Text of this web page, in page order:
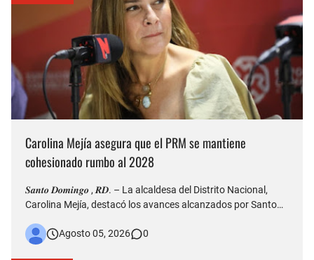
Carolina Mejía asegura que el PRM se mantiene
cohesionado rumbo al 2028
𝑺𝒂𝒏𝒕𝒐 𝑫𝒐𝒎𝒊𝒏𝒈𝒐 , 𝑹𝑫. – La alcaldesa del Distrito Nacional,
Carolina Mejía, destacó los avances alcanzados por Santo
de fundación y aseguró que la ciudad atraviesa una etapa de
Agosto 05, 2026 0